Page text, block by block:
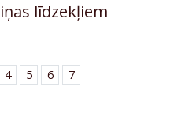
līdzekļiem
4 5 6 7